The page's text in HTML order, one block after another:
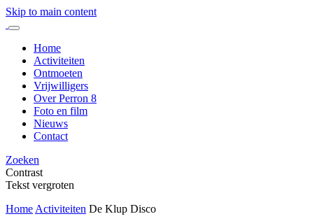
Skip to main content
Home
Activiteiten
Ontmoeten
Vrijwilligers
Over Perron 8
Foto en film
Nieuws
Contact
Zoeken
Contrast
Tekst vergroten
Home Activiteiten De Klup Disco